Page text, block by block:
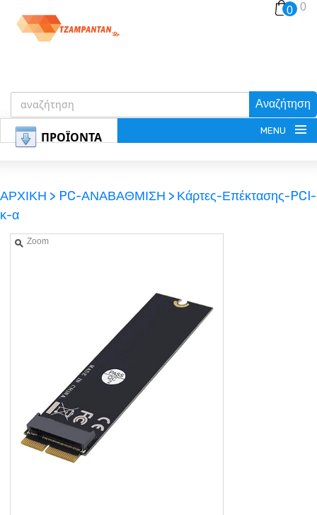
Αναζήτηση
0 0
ΠΡΟΪΟΝΤΑ MENU
ΕΓΓΡΑΦΗ
ΠΟΙΟΙ ΕΙΜΑΣΤΕ
SERVICE
ΕΠΙΚΟΙΝΩΝΙΑ
ΑΡΧΙΚΗ > PC-ΑΝΑΒΑΘΜΙΣΗ > Κάρτες-Επέκτασης-PCI-
κ-α
Zoom